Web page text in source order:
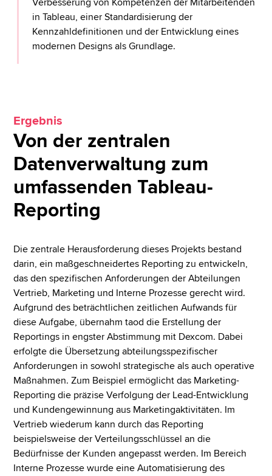
Verbesserung von Kompetenzen der Mitarbeitenden
in Tableau, einer Standardisierung der
Kennzahldefinitionen und der Entwicklung eines
modernen Designs als Grundlage.
Ergebnis
Von der zentralen
Datenverwaltung zum
umfassenden Tableau-
Reporting
Die zentrale Herausforderung dieses Projekts bestand
darin, ein maßgeschneidertes Reporting zu entwickeln,
das den spezifischen Anforderungen der Abteilungen
Vertrieb, Marketing und Interne Prozesse gerecht wird.
Aufgrund des beträchtlichen zeitlichen Aufwands für
diese Aufgabe, übernahm taod die Erstellung der
Reportings in engster Abstimmung mit Dexcom. Dabei
erfolgte die Übersetzung abteilungsspezifischer
Anforderungen in sowohl strategische als auch operative
Maßnahmen. Zum Beispiel ermöglicht das Marketing-
Reporting die präzise Verfolgung der Lead-Entwicklung
und Kundengewinnung aus Marketingaktivitäten. Im
Vertrieb wiederum kann durch das Reporting
beispielsweise der Verteilungsschlüssel an die
Bedürfnisse der Kunden angepasst werden. Im Bereich
Interne Prozesse wurde eine Automatisierung des